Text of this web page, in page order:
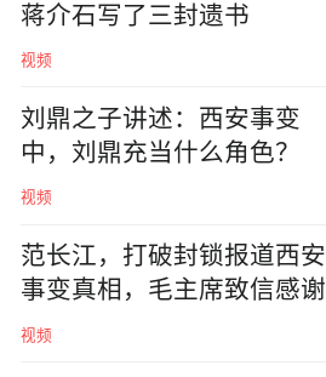
蒋介石写了三封遗书
视频
刘鼎之子讲述：西安事变
中，刘鼎充当什么角色？
视频
范长江，打破封锁报道西安
事变真相，毛主席致信感谢
视频